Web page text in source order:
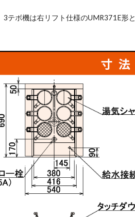
ボ機は右リフト仕様のUMR371E形